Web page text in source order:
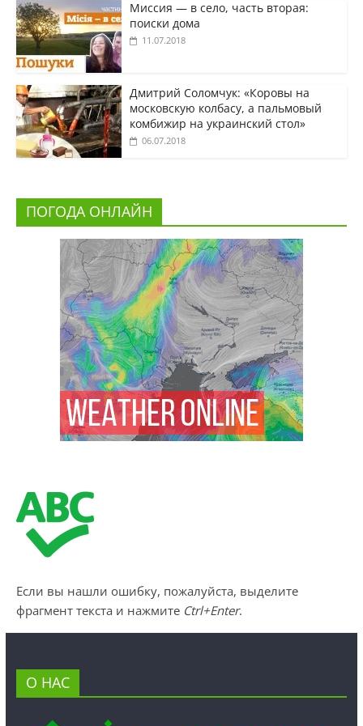
Миссия — в село, часть вторая:
поиски дома
11.07.2018
Дмитрий Соломчук: «Коровы на
московскую колбасу, а пальмовый
комбижир на украинский стол»
06.07.2018
ПОГОДА ОНЛАЙН
Если вы нашли ошибку, пожалуйста, выделите
фрагмент текста и нажмите Ctrl+Enter.
О НАС